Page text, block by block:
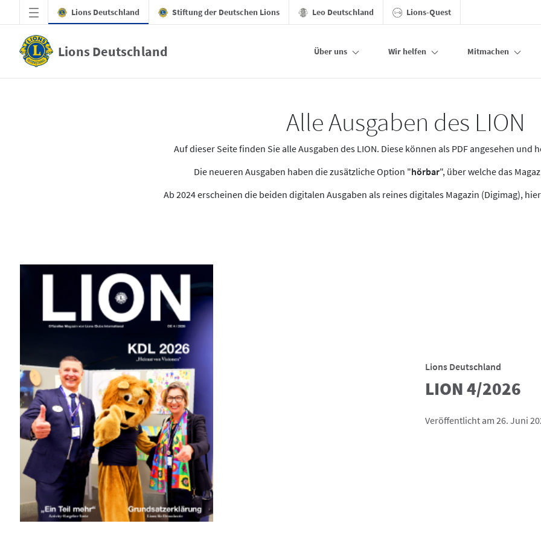
Zum Hauptinhalt springen
Lions Deutschland Stiftung der Deutschen Lions Leo Deutschland Lions-Quest
Lions Deutschland Über uns Wir helfen Mitmachen
Alle Ausgaben des LION
Auf dieser Seite finden Sie alle Ausgaben des LION. Diese können als PDF angesehen und
Die neueren Ausgaben haben die zusätzliche Option "hörbar", über welche das
Ab 2024 erscheinen die beiden digitalen Ausgaben als reines digitales Magazin (Digimag),
Lions Deutschland
LION 4/2026
Veröffentlicht am 26. Juni